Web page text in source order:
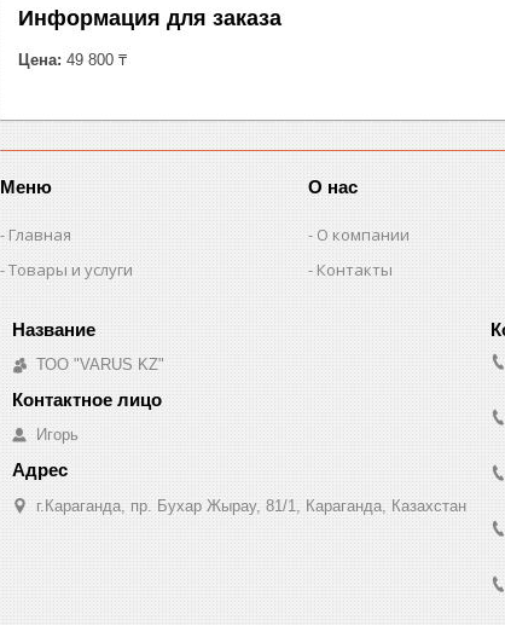
Информация для заказа
Цена: 49 800 ₸
Меню
Главная
Товары и услуги
О нас
О компании
Контакты
ТОО "VARUS KZ"
Игорь
г.Караганда, пр. Бухар Жырау, 81/1, Караганда, Казахстан